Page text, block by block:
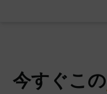
今すぐこの